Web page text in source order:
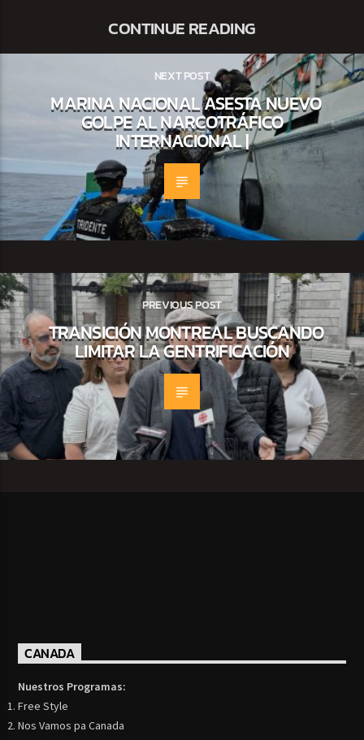
CONTINUE READING
NEXT POST
MARINA NACIONAL ASESTA NUEVO
GOLPE AL NARCOTRÁFICO
INTERNACIONAL |
PREVIOUS POST
TRANSICIÓN MONTREAL BUSCANDO
LIMITAR LA GENTRIFICACIÓN
CANADA
Nuestros Programas:
Free Style
Nos Vamos pa Canada